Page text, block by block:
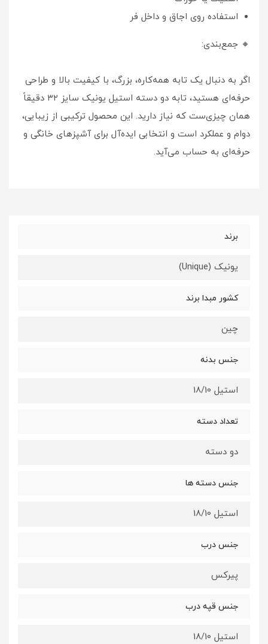
استفاده روی اجاق و داخل فر
🔸 جمع‌بندی:
اگر به دنبال یک تابه همه‌کاره، بزرگ، با کیفیت بالا و طراحی
حرفه‌ای هستید، تابه دو دسته استیل یونیک سایز ۳۲ دقیقاً
همان چیزی‌ست که نیاز دارید. این محصول ترکیبی از زیبایی،
دوام و عملکرد است و انتخابی ایده‌آل برای آشپزهای خانگی و
حرفه‌ای به حساب می‌آید.
برند
یونیک (Unique)
کشور مبدا برند
چین
جنس بدنه
استیل 18/10
تعداد دسته
دو دسته
جنس دسته ها
استیل 18/10
جنس درب
پیرکس
جنس قپه درب
استیل 18/10